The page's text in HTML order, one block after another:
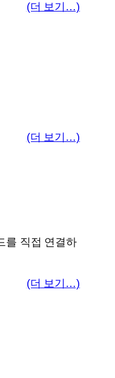
(더 보기…)
(더 보기…)
를 직접 연결하
(더 보기…)